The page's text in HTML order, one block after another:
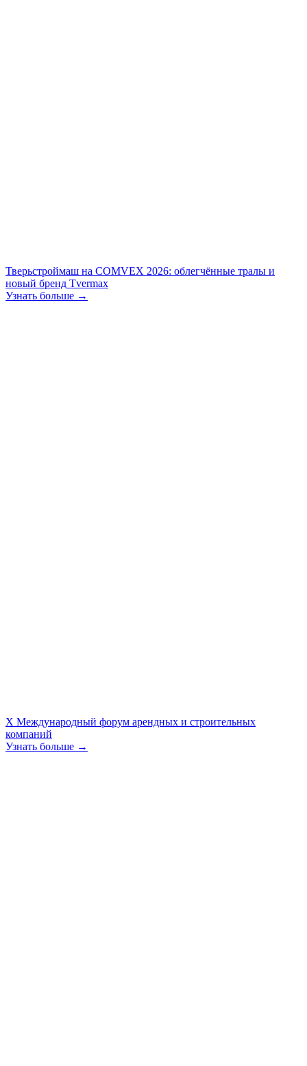
Тверьстроймаш на COMVEX 2026: облегчённые тралы и
новый бренд Tvermax
Узнать больше →
X Международный форум арендных и строительных
компаний
Узнать больше →